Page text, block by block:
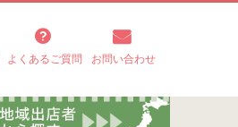
よくあるご質問 お問い合わせ